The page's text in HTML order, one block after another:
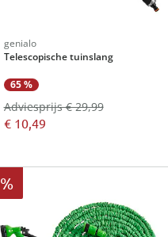
genialo
Telescopische tuinslang
65 %
€ 10,49
Adviesprijs € 29,99
%